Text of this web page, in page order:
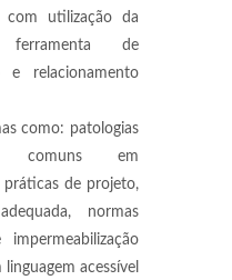
com utilização da
ferramenta de
e relacionamento
como: patologias
comuns em
práticas de projeto,
normas
acessível